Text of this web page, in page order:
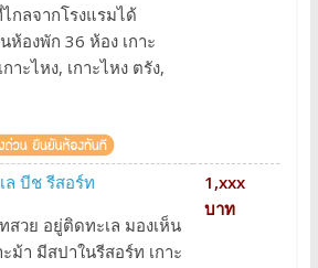
กลจากโรงแรมได้
ห้องพัก 36 ห้อง เกาะ
กาะไหง, เกาะไหง ตรัง,
ล บีช รีสอร์ท
สวย อยู่ติดทะเล มองเห็น
ะม้า มีสปาในรีสอร์ท เกาะ
1,xxx
บาท